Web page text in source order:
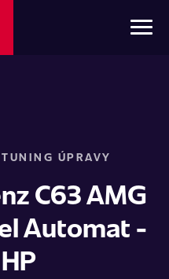
ÚPRAVY
C63 AMG
Automat -